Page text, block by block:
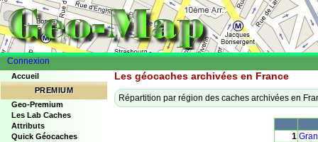
Connexion
Accueil
PREMIUM
Geo-Premium
Les Lab Caches
Attributs
Quick Géocaches
Les géocaches archivées en France
Répartition par région des caches archivées en
1